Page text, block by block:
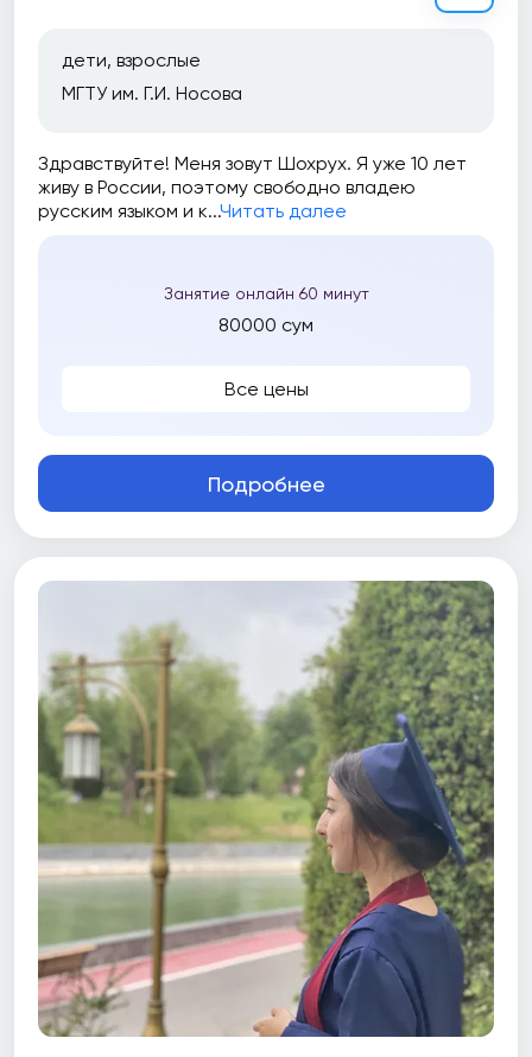
дети, взрослые
МГТУ им. Г.И. Носова
Здравствуйте! Меня зовут Шохрух. Я уже 10 лет
живу в России, поэтому свободно владею
русским языком и к...Читать далее
Занятие онлайн 60 минут
80000 сум
Все цены
Подробнее